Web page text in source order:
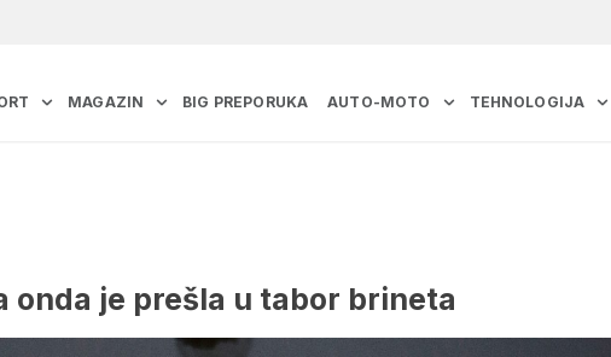
MAGAZIN BIG PREPORUKA AUTO-MOTO TEHNOLOGIJA
onda je prešla u tabor brineta